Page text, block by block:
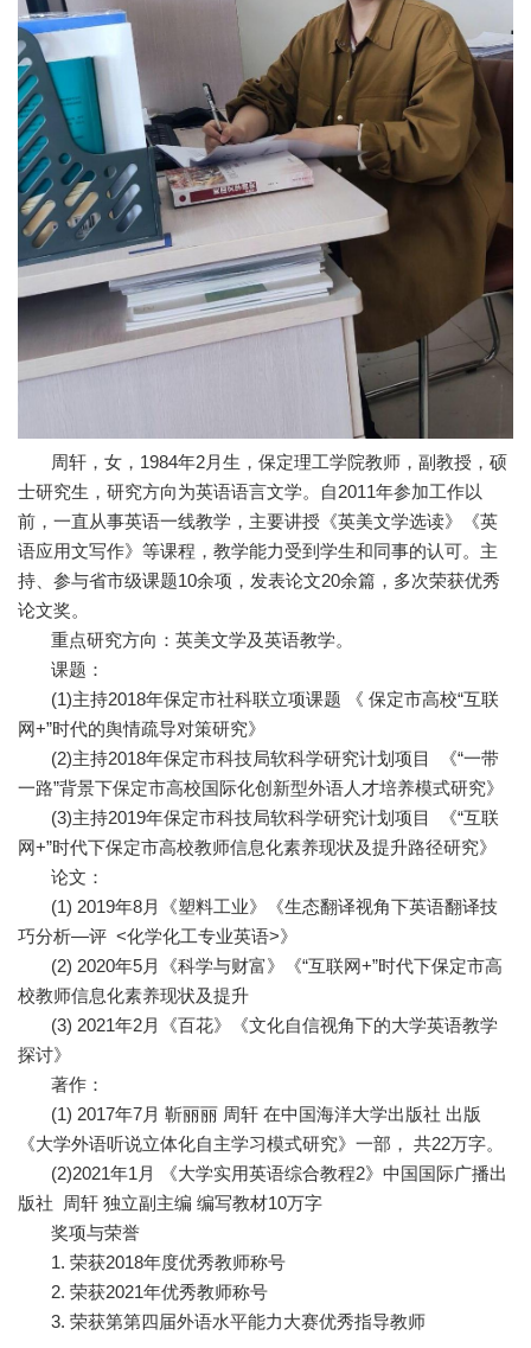
周轩，女，1984年2月生，保定理工学院教师，副教授，硕
士研究生，研究方向为英语语言文学。自2011年参加工作以
前，一直从事英语一线教学，主要讲授《英美文学选读》《英
语应用文写作》等课程，教学能力受到学生和同事的认可。主
持、参与省市级课题10余项，发表论文20余篇，多次荣获优秀
论文奖。
重点研究方向：英美文学及英语教学。
课题：
(1)主持2018年保定市社科联立项课题 《 保定市高校“互联
网+”时代的舆情疏导对策研究》
(2)主持2018年保定市科技局软科学研究计划项目 《“一带
一路”背景下保定市高校国际化创新型外语人才培养模式研究》
(3)主持2019年保定市科技局软科学研究计划项目 《“互联
网+”时代下保定市高校教师信息化素养现状及提升路径研究》
论文：
(1) 2019年8月《塑料工业》《生态翻译视角下英语翻译技
巧分析—评 <化学化工专业英语>》
(2) 2020年5月《科学与财富》《“互联网+”时代下保定市高
校教师信息化素养现状及提升
(3) 2021年2月《百花》《文化自信视角下的大学英语教学
探讨》
著作：
(1) 2017年7月 靳丽丽 周轩 在中国海洋大学出版社 出版
《大学外语听说立体化自主学习模式研究》一部， 共22万字。
(2)2021年1月 《大学实用英语综合教程2》中国国际广播出
版社 周轩 独立副主编 编写教材10万字
奖项与荣誉
1. 荣获2018年度优秀教师称号
2. 荣获2021年优秀教师称号
3. 荣获第第四届外语水平能力大赛优秀指导教师